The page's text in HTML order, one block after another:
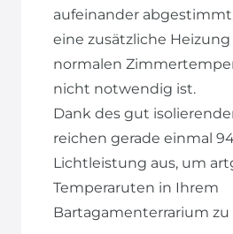
aufeinander
eine zusätzliche Heizung
normalen
nicht notwendig ist.
Dank des gut
reichen gerade einmal
Lichtleistung aus, um
Temperaruten in Ihrem
Bartagamenterrarium zu